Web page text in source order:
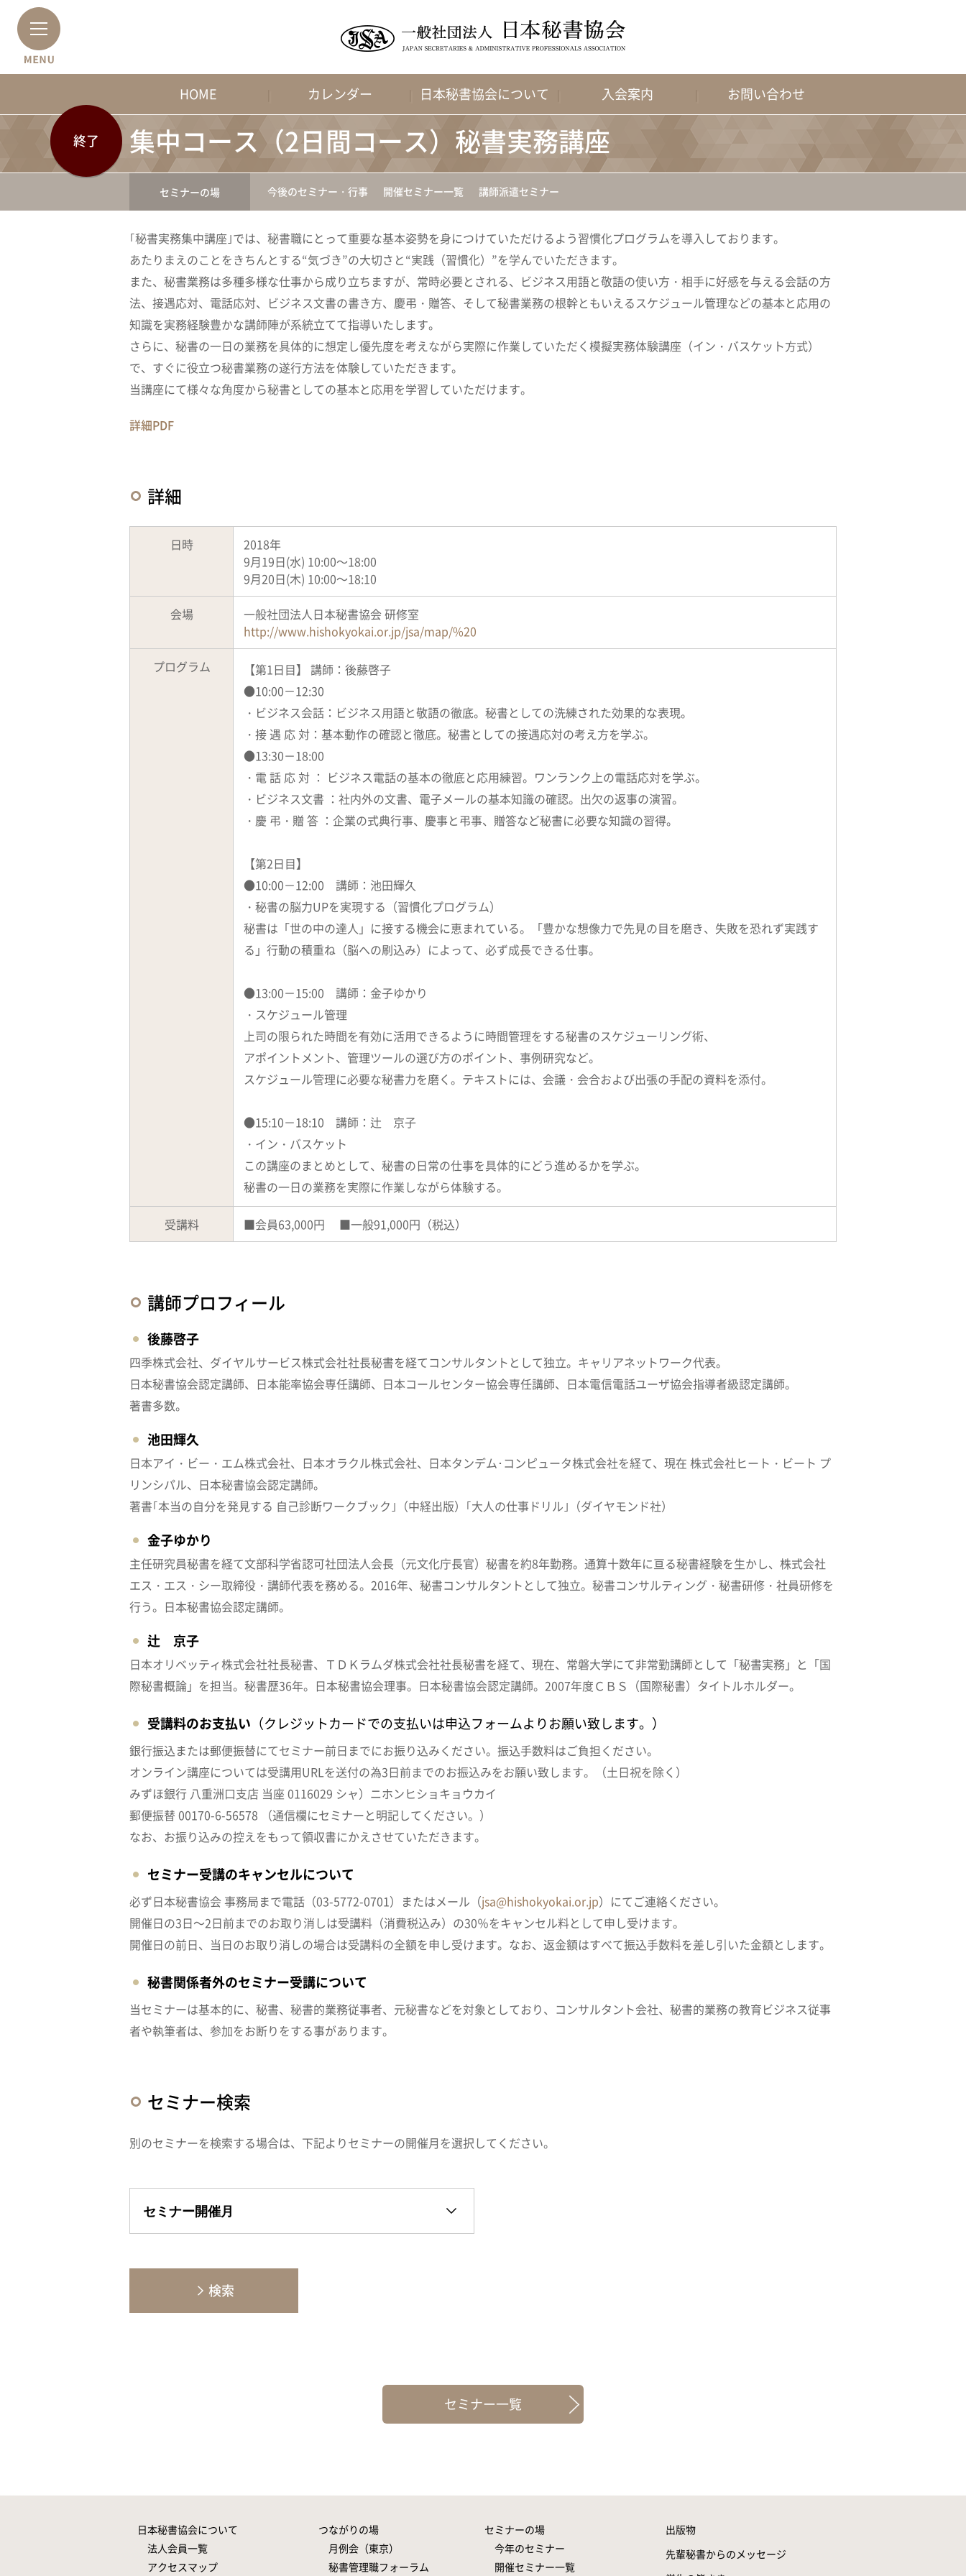
HOME カレンダー 日本秘書協会について 入会案内 お問い合わせ
集中コース（2日間コース）秘書実務講座
終了
セミナーの場 今後のセミナー・行事 開催セミナー一覧 講師派遣セミナー
｢秘書実務集中講座｣では、秘書職にとって重要な基本姿勢を身につけていただけるよう習慣化プログラムを導入しております。
あたりまえのことをきちんとする“気づき”の大切さと“実践（習慣化）”を学んでいただきます。
また、秘書業務は多種多様な仕事から成り立ちますが、常時必要とされる、ビジネス用語と敬語の使い方・相手に好感を与える会話の方
法、接遇応対、電話応対、ビジネス文書の書き方、慶弔・贈答、そして秘書業務の根幹ともいえるスケジュール管理などの基本と応用の
知識を実務経験豊かな講師陣が系統立てて指導いたします。
さらに、秘書の一日の業務を具体的に想定し優先度を考えながら実際に作業していただく模擬実務体験講座（イン・バスケット方式）
で、すぐに役立つ秘書業務の遂行方法を体験していただきます。
当講座にて様々な角度から秘書としての基本と応用を学習していただけます。
詳細PDF
詳細
日時
2018年
9月19日(水) 10:00～18:00
9月20日(木) 10:00～18:10
会場
一般社団法人日本秘書協会 研修室
http://www.hishokyokai.or.jp/jsa/map/%20
プログラム
【第1日目】 講師：後藤啓子
●10:00－12:30
・ビジネス会話：ビジネス用語と敬語の徹底。秘書としての洗練された効果的な表現。
・接 遇 応 対：基本動作の確認と徹底。秘書としての接遇応対の考え方を学ぶ。
●13:30－18:00
・電 話 応 対 ： ビジネス電話の基本の徹底と応用練習。ワンランク上の電話応対を学ぶ。
・ビジネス文書 ：社内外の文書、電子メールの基本知識の確認。出欠の返事の演習。
・慶 弔・贈 答 ：企業の式典行事、慶事と弔事、贈答など秘書に必要な知識の習得。
【第2日目】
●10:00－12:00 講師：池田輝久
・秘書の脳力UPを実現する（習慣化プログラム）
秘書は「世の中の達人」に接する機会に恵まれている。「豊かな想像力で先見の目を磨き、失敗を恐れず実践す
る」行動の積重ね（脳への刷込み）によって、必ず成長できる仕事。
●13:00－15:00 講師：金子ゆかり
・スケジュール管理
上司の限られた時間を有効に活用できるように時間管理をする秘書のスケジューリング術、
アポイントメント、管理ツールの選び方のポイント、事例研究など。
スケジュール管理に必要な秘書力を磨く。テキストには、会議・会合および出張の手配の資料を添付。
●15:10－18:10 講師：辻 京子
・イン・バスケット
この講座のまとめとして、秘書の日常の仕事を具体的にどう進めるかを学ぶ。
秘書の一日の業務を実際に作業しながら体験する。
受講料 ■会員63,000円 ■一般91,000円（税込）
講師プロフィール
後藤啓子
四季株式会社、ダイヤルサービス株式会社社長秘書を経てコンサルタントとして独立。キャリアネットワーク代表。
日本秘書協会認定講師、日本能率協会専任講師、日本コールセンター協会専任講師、日本電信電話ユーザ協会指導者級認定講師。
著書多数。
池田輝久
日本アイ・ビー・エム株式会社、日本オラクル株式会社、日本タンデム･コンピュータ株式会社を経て、現在 株式会社ヒート・ビート プ
リンシパル、日本秘書協会認定講師。
著書｢本当の自分を発見する 自己診断ワークブック｣（中経出版）｢大人の仕事ドリル｣（ダイヤモンド社）
金子ゆかり
主任研究員秘書を経て文部科学省認可社団法人会長（元文化庁長官）秘書を約8年勤務。通算十数年に亘る秘書経験を生かし、株式会社
エス・エス・シー取締役・講師代表を務める。2016年、秘書コンサルタントとして独立。秘書コンサルティング・秘書研修・社員研修を
行う。日本秘書協会認定講師。
辻 京子
日本オリベッティ株式会社社長秘書、ＴＤＫラムダ株式会社社長秘書を経て、現在、常磐大学にて非常勤講師として「秘書実務」と「国
際秘書概論」を担当。秘書歴36年。日本秘書協会理事。日本秘書協会認定講師。2007年度ＣＢＳ（国際秘書）タイトルホルダー。
受講料のお支払い （クレジットカードでの支払いは申込フォームよりお願い致します。）
銀行振込または郵便振替にてセミナー前日までにお振り込みください。振込手数料はご負担ください。
オンライン講座については受講用URLを送付の為3日前までのお振込みをお願い致します。（土日祝を除く）
みずほ銀行 八重洲口支店 当座 0116029 シャ）ニホンヒショキョウカイ
郵便振替 00170-6-56578 （通信欄にセミナーと明記してください。）
なお、お振り込みの控えをもって領収書にかえさせていただきます。
セミナー受講のキャンセルについて
必ず日本秘書協会 事務局まで電話（03-5772-0701）またはメール（jsa@hishokyokai.or.jp）にてご連絡ください。
開催日の3日～2日前までのお取り消しは受講料（消費税込み）の30％をキャンセル料として申し受けます。
開催日の前日、当日のお取り消しの場合は受講料の全額を申し受けます。なお、返金額はすべて振込手数料を差し引いた金額とします。
秘書関係者外のセミナー受講について
当セミナーは基本的に、秘書、秘書的業務従事者、元秘書などを対象としており、コンサルタント会社、秘書的業務の教育ビジネス従事
者や執筆者は、参加をお断りをする事があります。
セミナー検索
別のセミナーを検索する場合は、下記よりセミナーの開催月を選択してください。
検索
セミナー一覧
日本秘書協会について
法人会員一覧
アクセスマップ
つながりの場
月例会（東京）
秘書管理職フォーラム
セミナーの場
今年のセミナー
開催セミナー一覧
出版物
先輩秘書からのメッセージ